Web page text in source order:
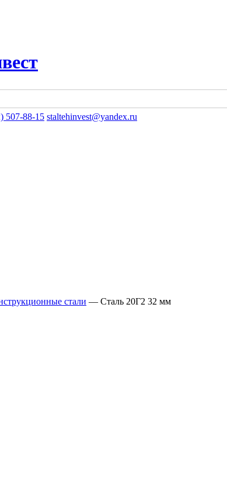
507-88-15 staltehinvest@yandex.ru
стали — Сталь 20Г2 32 мм